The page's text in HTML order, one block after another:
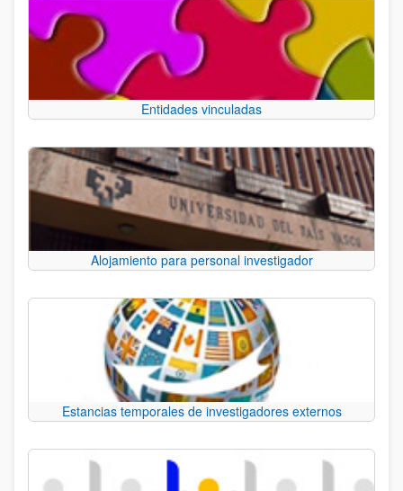
Entidades vinculadas
Alojamiento para personal investigador
Estancias temporales de investigadores externos